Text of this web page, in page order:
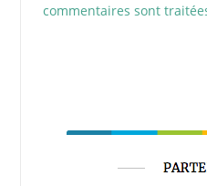
commentaires sont